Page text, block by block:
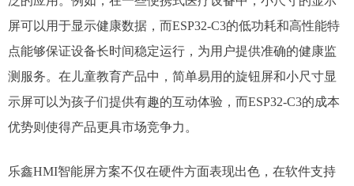
屏可以用于显示健康数据，而ESP32-C3的低功耗和高性能特
点能够保证设备长时间稳定运行，为用户提供准确的健康监
测服务。在儿童教育产品中，简单易用的旋钮屏和小尺寸显
示屏可以为孩子们提供有趣的互动体验，而ESP32-C3的成本
优势则使得产品更具市场竞争力。​
乐鑫HMI智能屏方案不仅在硬件方面表现出色，在软件支持